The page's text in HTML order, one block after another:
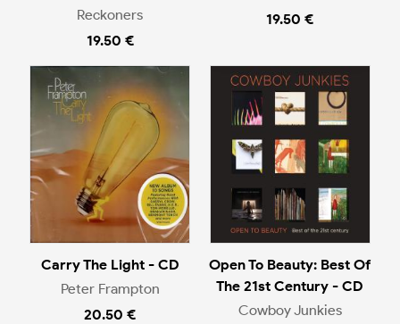
Reckoners
19.50 €
19.50 €
Carry The Light - CD
Peter Frampton
20.50 €
Open To Beauty: Best Of
The 21st Century - CD
Cowboy Junkies